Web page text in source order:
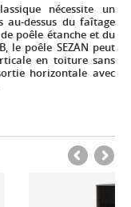
nécessite un
au-dessus du faîtage
poêle étanche et du
le poêle SEZAN peut
en toiture sans
horizontale avec